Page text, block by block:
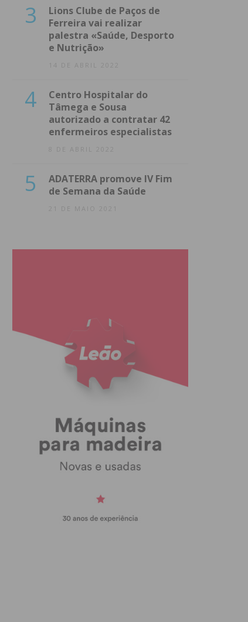
3
Lions Clube de Paços de
Ferreira vai realizar
palestra «Saúde, Desporto
e Nutrição»
14 DE ABRIL 2022
4
Centro Hospitalar do
Tâmega e Sousa
autorizado a contratar 42
enfermeiros especialistas
8 DE ABRIL 2022
5
ADATERRA promove IV Fim
de Semana da Saúde
21 DE MAIO 2021